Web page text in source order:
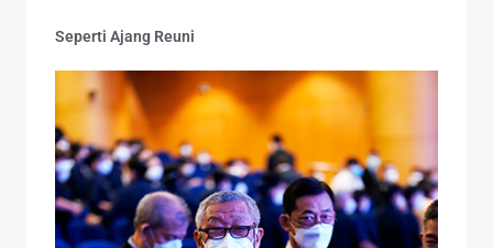
Seperti Ajang Reuni